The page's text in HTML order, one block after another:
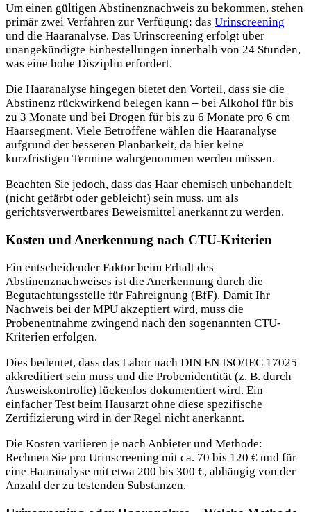
Um einen gültigen Abstinenznachweis zu bekommen, stehen
primär zwei Verfahren zur Verfügung: das Urinscreening
und die Haaranalyse. Das Urinscreening erfolgt über
unangekündigte Einbestellungen innerhalb von 24 Stunden,
was eine hohe Disziplin erfordert.
Die Haaranalyse hingegen bietet den Vorteil, dass sie die
Abstinenz rückwirkend belegen kann – bei Alkohol für bis
zu 3 Monate und bei Drogen für bis zu 6 Monate pro 6 cm
Haarsegment. Viele Betroffene wählen die Haaranalyse
aufgrund der besseren Planbarkeit, da hier keine
kurzfristigen Termine wahrgenommen werden müssen.
Beachten Sie jedoch, dass das Haar chemisch unbehandelt
(nicht gefärbt oder gebleicht) sein muss, um als
gerichtsverwertbares Beweismittel anerkannt zu werden.
Kosten und Anerkennung nach CTU-Kriterien
Ein entscheidender Faktor beim Erhalt des
Abstinenznachweises ist die Anerkennung durch die
Begutachtungsstelle für Fahreignung (BfF). Damit Ihr
Nachweis bei der MPU akzeptiert wird, muss die
Probenentnahme zwingend nach den sogenannten CTU-
Kriterien erfolgen.
Dies bedeutet, dass das Labor nach DIN EN ISO/IEC 17025
akkreditiert sein muss und die Probenidentität (z. B. durch
Ausweiskontrolle) lückenlos dokumentiert wird. Ein
einfacher Test beim Hausarzt ohne diese spezifische
Zertifizierung wird in der Regel nicht anerkannt.
Die Kosten variieren je nach Anbieter und Methode:
Rechnen Sie pro Urinscreening mit ca. 70 bis 120 € und für
eine Haaranalyse mit etwa 200 bis 300 €, abhängig von der
Anzahl der zu testenden Substanzen.